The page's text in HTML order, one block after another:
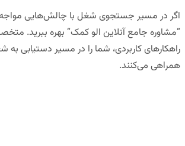
اگر در مسیر جستجوی شغل با چالش‌هایی مواجه
“مشاوره جامع آنلاین الو کمک“ بهره ببرید.
راهکارهای کاربردی، شما را در مسیر دستیابی به
همراهی می‌کنند.